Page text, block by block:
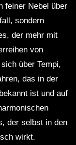
feiner Nebel über
sondern
der mehr mit
von
über Tempi,
das in der
ist und auf
der selbst in den
wirkt.